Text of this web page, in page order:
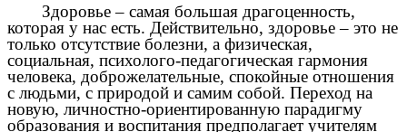
Здоровье – самая большая драгоценность,
которая у нас есть. Действительно, здоровье – это не
только отсутствие болезни, а физическая,
социальная, психолого-педагогическая гармония
человека, доброжелательные, спокойные отношения
с людьми, с природой и самим собой. Переход на
новую, личностно-ориентированную парадигму
образования и воспитания предполагает учителям